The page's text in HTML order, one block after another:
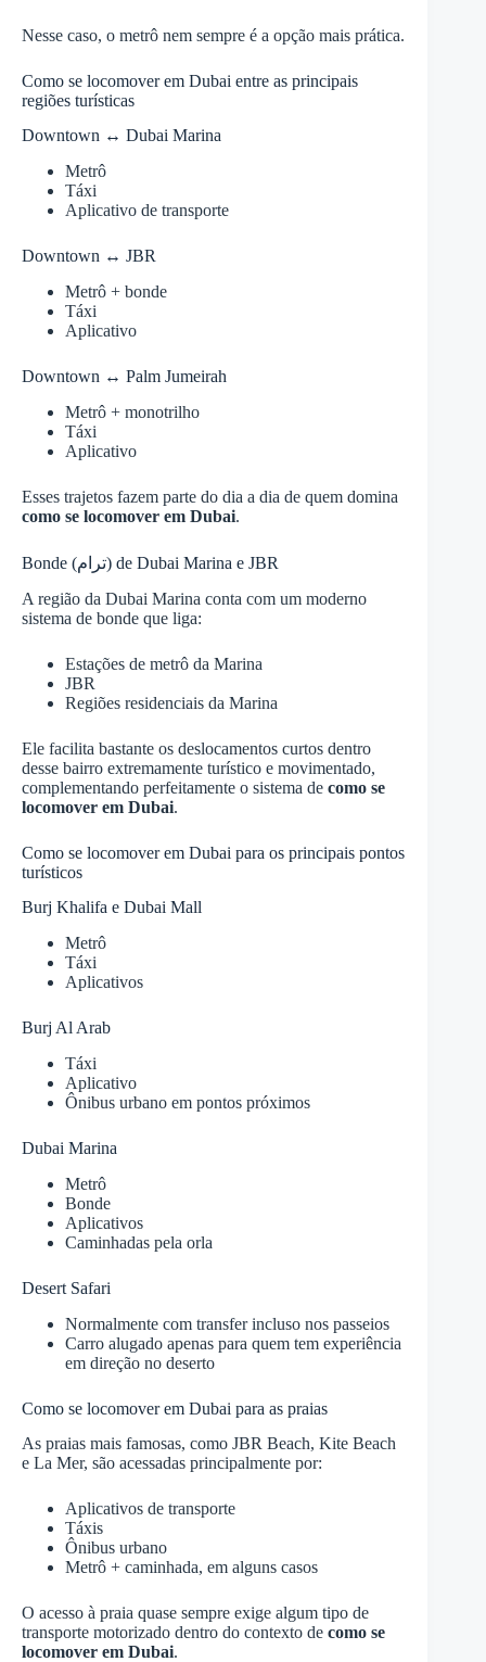
Nesse caso, o metrô nem sempre é a opção mais prática.
Como se locomover em Dubai entre as principais
regiões turísticas
Downtown ↔ Dubai Marina
Metrô
Táxi
Aplicativo de transporte
Downtown ↔ JBR
Metrô + bonde
Táxi
Aplicativo
Downtown ↔ Palm Jumeirah
Metrô + monotrilho
Táxi
Aplicativo
Esses trajetos fazem parte do dia a dia de quem domina
como se locomover em Dubai.
Bonde (ترام) de Dubai Marina e JBR
A região da Dubai Marina conta com um moderno
sistema de bonde que liga:
Estações de metrô da Marina
JBR
Regiões residenciais da Marina
Ele facilita bastante os deslocamentos curtos dentro
desse bairro extremamente turístico e movimentado,
complementando perfeitamente o sistema de como se
locomover em Dubai.
Como se locomover em Dubai para os principais pontos
turísticos
Burj Khalifa e Dubai Mall
Metrô
Táxi
Aplicativos
Burj Al Arab
Táxi
Aplicativo
Ônibus urbano em pontos próximos
Dubai Marina
Metrô
Bonde
Aplicativos
Caminhadas pela orla
Desert Safari
Normalmente com transfer incluso nos passeios
Carro alugado apenas para quem tem experiência
em direção no deserto
Como se locomover em Dubai para as praias
As praias mais famosas, como JBR Beach, Kite Beach
e La Mer, são acessadas principalmente por:
Aplicativos de transporte
Táxis
Ônibus urbano
Metrô + caminhada, em alguns casos
O acesso à praia quase sempre exige algum tipo de
transporte motorizado dentro do contexto de como se
locomover em Dubai.